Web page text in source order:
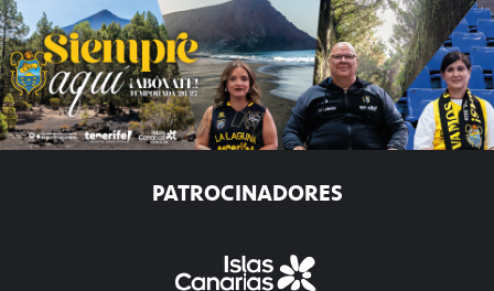
PATROCINADORES